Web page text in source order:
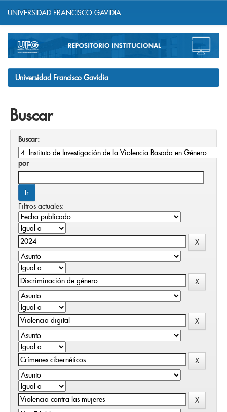
navigation
UNIVERSIDAD FRANCISCO GAVIDIA
Universidad Francisco Gavidia
Buscar
Buscar:
por
Filtros actuales: